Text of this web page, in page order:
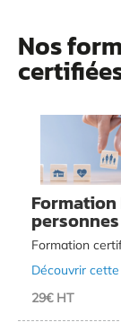
Nos
Formation
personnes
Formation
Découvrir
29€ HT